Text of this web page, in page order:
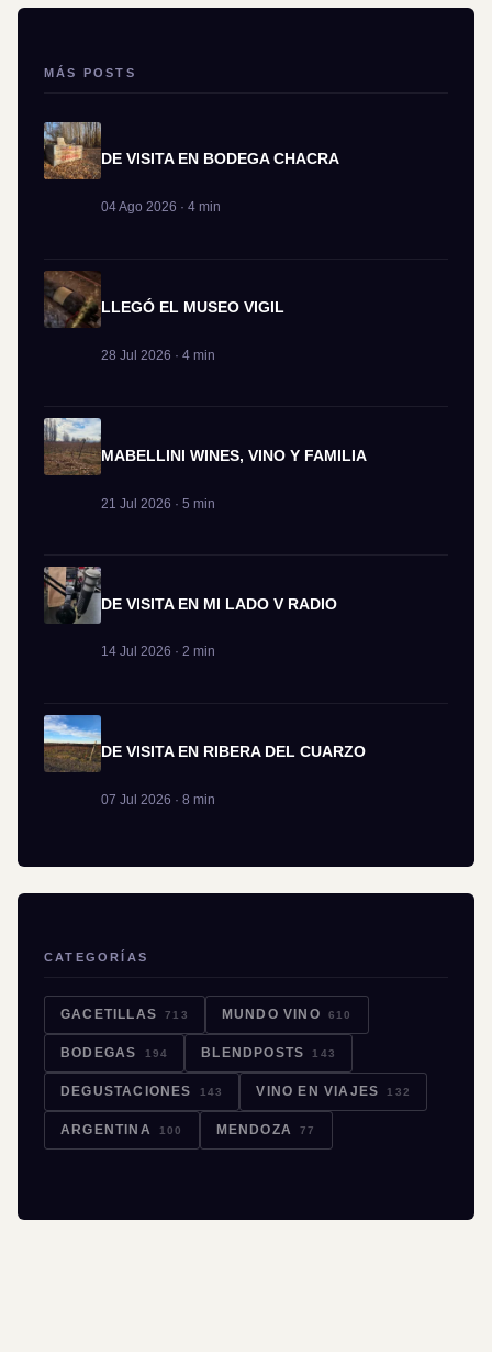
MÁS POSTS
DE VISITA EN BODEGA CHACRA
04 Ago 2026 · 4 min
LLEGÓ EL MUSEO VIGIL
28 Jul 2026 · 4 min
MABELLINI WINES, VINO Y FAMILIA
21 Jul 2026 · 5 min
DE VISITA EN MI LADO V RADIO
14 Jul 2026 · 2 min
DE VISITA EN RIBERA DEL CUARZO
07 Jul 2026 · 8 min
CATEGORÍAS
GACETILLAS 713 MUNDO VINO 610
BODEGAS 194 BLENDPOSTS 143
DEGUSTACIONES 143 VINO EN VIAJES 132
ARGENTINA 100 MENDOZA 77